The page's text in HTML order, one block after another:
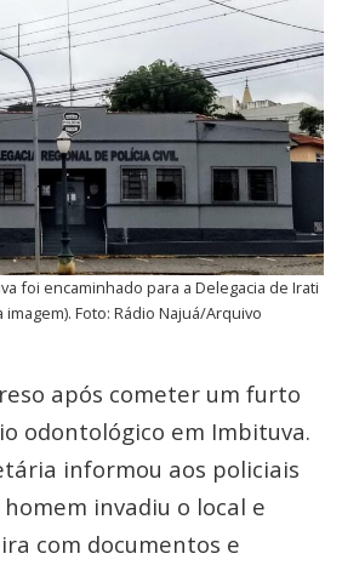
foi encaminhado para a Delegacia de Irati
Foto: Rádio Najuá/Arquivo
após cometer um furto
odontológico em Imbituva.
informou aos policiais
invadiu o local e
com documentos e